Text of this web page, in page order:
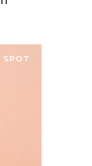
SPOT